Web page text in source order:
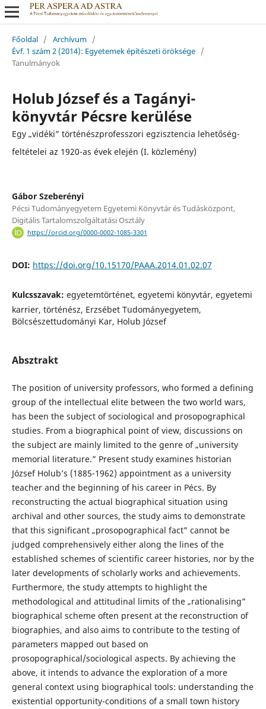
Főoldal / Archívum /
Évf. 1 szám 2 (2014): Egyetemek építészeti öröksége /
Tanulmányok
Holub József és a Tagányi-
könyvtár Pécsre kerülése
Egy „vidéki” történészprofesszori egzisztencia lehetőség-
feltételei az 1920-as évek elején (I. közlemény)
Gábor Szeberényi
Pécsi Tudományegyetem Egyetemi Könyvtár és Tudásközpont,
Digitális Tartalomszolgáltatási Osztály
https://orcid.org/0000-0002-1085-3301
DOI: https://doi.org/10.15170/PAAA.2014.01.02.07
Kulcsszavak: egyetemtörténet, egyetemi könyvtár, egyetemi
karrier, történész, Erzsébet Tudományegyetem,
Bölcsészettudományi Kar, Holub József
Absztrakt
The position of university professors, who formed a defining
group of the intellectual elite between the two world wars,
has been the subject of sociological and prosopographical
studies. From a biographical point of view, discussions on
the subject are mainly limited to the genre of „university
memorial literature.” Present study examines historian
József Holub’s (1885-1962) appointment as a university
teacher and the beginning of his career in Pécs. By
reconstructing the actual biographical situation using
archival and other sources, the study aims to demonstrate
that this significant „prosopographical fact” cannot be
judged comprehensively either along the lines of the
established schemes of scientific career histories, nor by the
later developments of scholarly works and achievements.
Furthermore, the study attempts to highlight the
methodological and attitudinal limits of the „rationalising”
biographical scheme often present at the reconstruction of
biographies, and also aims to contribute to the testing of
parameters mapped out based on
prosopographical/sociological aspects. By achieving the
above, it intends to advance the exploration of a more
general context using biographical tools: understanding the
existential opportunity-conditions of a small town history